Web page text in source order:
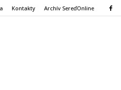
Kontakty Archív SereďOnline